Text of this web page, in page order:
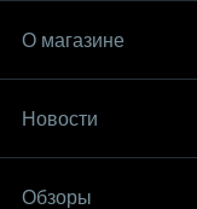
О магазине
Новости
Обзоры